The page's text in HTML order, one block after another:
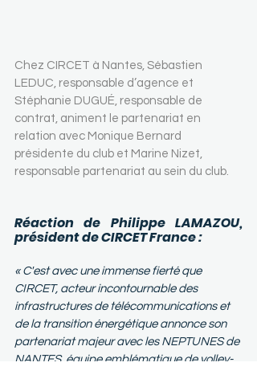
Chez CIRCET à Nantes, Sébastien
LEDUC, responsable d’agence et
Stéphanie DUGUÉ, responsable de
contrat, animent le partenariat en
relation avec Monique Bernard
présidente du club et Marine Nizet,
responsable partenariat au sein du club.
Réaction de Philippe LAMAZOU,
président de CIRCET France :
« C'est avec une immense fierté que
CIRCET, acteur incontournable des
infrastructures de télécommunications et
de la transition énergétique annonce son
partenariat majeur avec les NEPTUNES de
NANTES, équipe emblématique de volley-